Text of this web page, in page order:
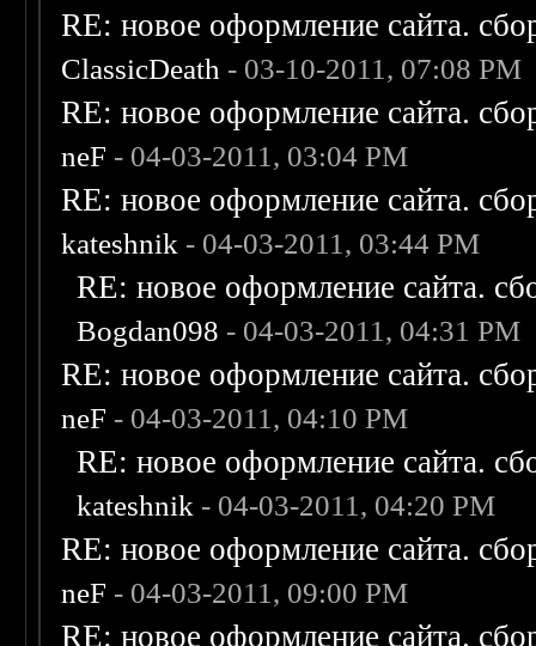
RE: новое оформление сайта.
ClassicDeath - 03-10-2011, 07:08 PM
RE: новое оформление сайта.
neF - 04-03-2011, 03:04 PM
RE: новое оформление сайта.
kateshnik - 04-03-2011, 03:44 PM
RE: новое оформление сайта.
Bogdan098 - 04-03-2011, 04:31 PM
RE: новое оформление сайта.
neF - 04-03-2011, 04:10 PM
RE: новое оформление сайта.
kateshnik - 04-03-2011, 04:20 PM
RE: новое оформление сайта.
neF - 04-03-2011, 09:00 PM
RE: новое оформление сайта.